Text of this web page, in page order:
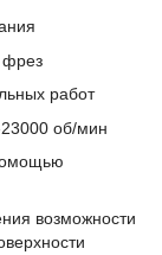
фрез
работ
23000 об/мин
возможности